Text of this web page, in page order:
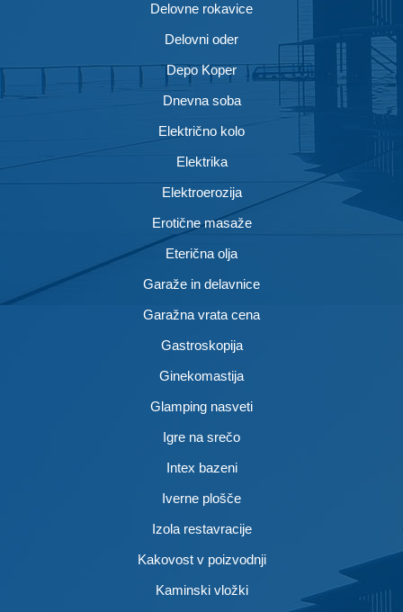
Delovne rokavice
Delovni oder
Depo Koper
Dnevna soba
Električno kolo
Elektrika
Elektroerozija
Erotične masaže
Eterična olja
Garaže in delavnice
Garažna vrata cena
Gastroskopija
Ginekomastija
Glamping nasveti
Igre na srečo
Intex bazeni
Iverne plošče
Izola restavracije
Kakovost v poizvodnji
Kaminski vložki